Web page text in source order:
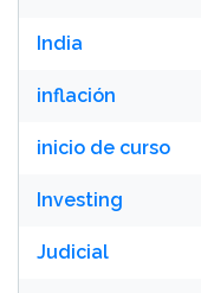
India
inflación
inicio de curso
Investing
Judicial